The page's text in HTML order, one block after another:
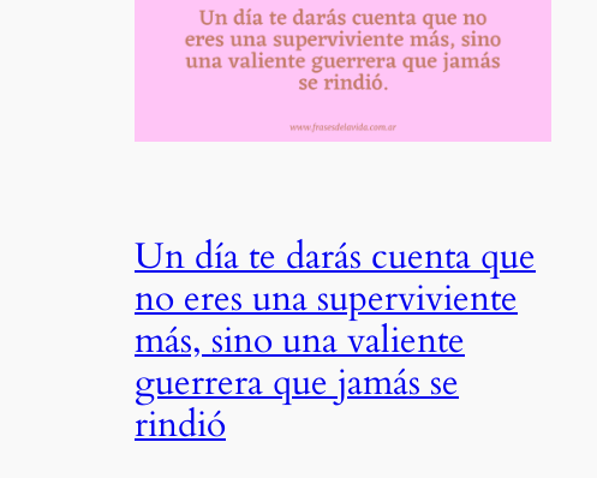
Un día te darás cuenta que
no eres una superviviente
más, sino una valiente
guerrera que jamás se
rindió